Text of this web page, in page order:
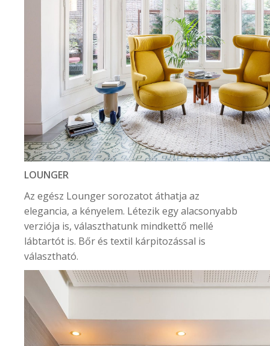
LOUNGER
Az egész Lounger sorozatot áthatja az
elegancia, a kényelem. Létezik egy alacsonyabb
verziója is, választhatunk mindkettő mellé
lábtartót is. Bőr és textil kárpitozással is
választható.